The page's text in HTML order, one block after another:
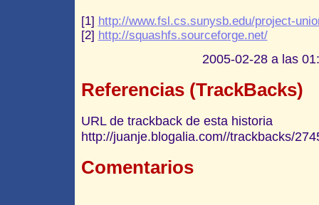
[1] http://www.fsl.cs.sunysb.edu/project-
[2] http://squashfs.sourceforge.net/
2005-02-28 a las
Referencias (TrackBacks)
URL de trackback de esta historia
http://juanje.blogalia.com//trackbacks/
Comentarios